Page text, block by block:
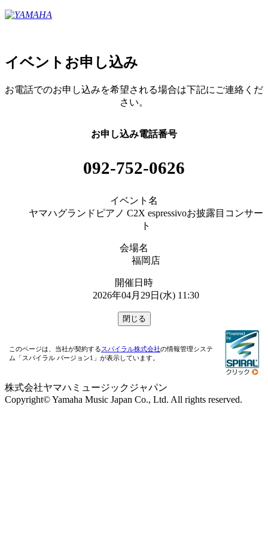
イベントお申し込み
お電話でのお申し込みを希望される場合は下記にご連絡くだ
さい。
お申し込み電話番号
092-752-0626
イベント名
ヤマハグランドピアノ C2X espressivoお披露目コンサー
ト
会場名
福岡店
開催日時
2026年04月29日(水) 11:30
このページは、当社が契約するスパイラル株式会社の情報管理システ
ム「スパイラル バージョン1」が表示しています。
株式会社ヤマハミュージックジャパン
Copyright© Yamaha Music Japan Co., Ltd. All rights reserved.